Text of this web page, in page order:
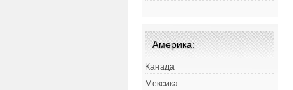
Америка:
Канада
Мексика